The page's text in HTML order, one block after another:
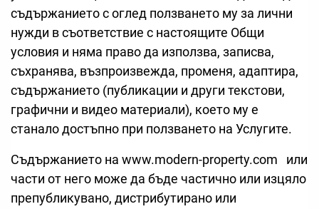
съдържанието с оглед ползването му за лични
нужди в съответствие с настоящите Общи
условия и няма право да използва, записва,
съхранява, възпроизвежда, променя, адаптира,
съдържанието (публикации и други текстови,
графични и видео материали), което му е
станало достъпно при ползването на Услугите.
Съдържанието на www.modern-property.com или
части от него може да бъде частично или изцяло
препубликувано, дистрибутирано или